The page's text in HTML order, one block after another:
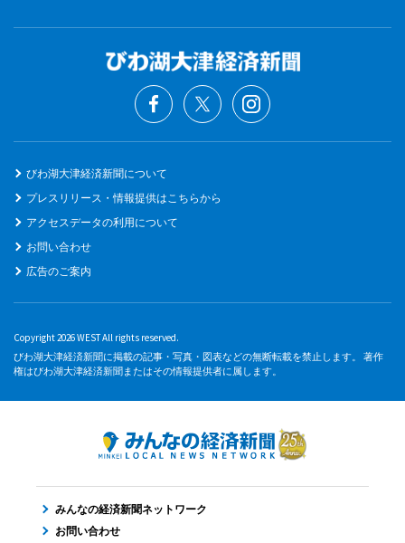
びわ湖大津経済新聞について
プレスリリース・情報提供はこちらから
アクセスデータの利用について
お問い合わせ
広告のご案内
Copyright 2026 WEST All rights reserved.
びわ湖大津経済新聞に掲載の記事・写真・図表などの無断転載を禁止します。 著作
権はびわ湖大津経済新聞またはその情報提供者に属します。
みんなの経済新聞ネットワーク
お問い合わせ